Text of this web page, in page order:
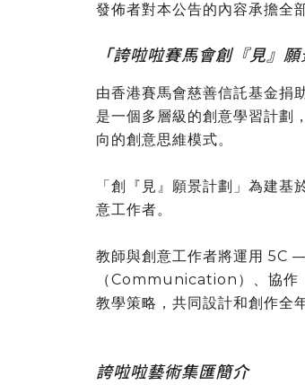
發佈者對本公告的內容承擔全
「誇啦啦賽馬會創『見』
由香港賽馬會慈善信託基金捐
是一個多層級的創意學習計劃
向的創意思維模式。
「創『見』願景計劃」為建
意工作者。
教師與創意工作者將運用
（Communication）、協
教學策略，共同設計和創作全
誇啦啦藝術集匯簡介